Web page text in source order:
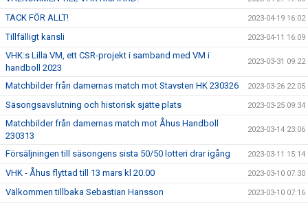
TACK FÖR ALLT! 2023-04-19 16:02
Tillfälligt kansli 2023-04-11 16:09
VHK:s Lilla VM, ett CSR-projekt i samband med VM i
handboll 2023
2023-03-31 09:22
Matchbilder från damernas match mot Stavsten HK 230326 2023-03-26 22:05
Säsongsavslutning och historisk sjätte plats 2023-03-25 09:34
Matchbilder från damernas match mot Åhus Handboll
230313
2023-03-14 23:06
Försäljningen till säsongens sista 50/50 lotteri drar igång 2023-03-11 15:14
VHK - Åhus flyttad till 13 mars kl 20.00 2023-03-10 07:30
Välkommen tillbaka Sebastian Hansson 2023-03-10 07:16